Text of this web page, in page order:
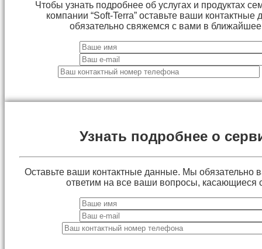
Чтобы узнать подробнее об услугах и продуктах
компании “Soft-Terra” оставьте ваши
обязательно свяжемся с вами в
Узнать подробнее о
Оставьте ваши контактные данные. Мы обязательно
ответим на все ваши вопросы, касающиеся